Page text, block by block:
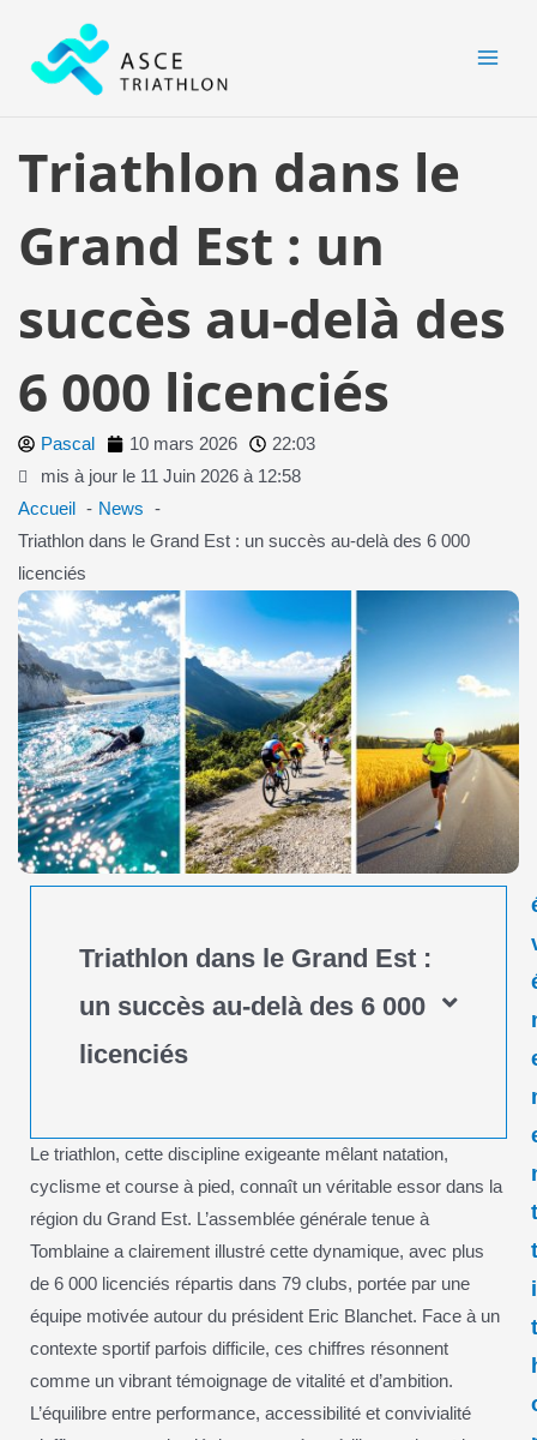
contenu
Triathlon dans le
Grand Est : un
succès au-delà des
6 000 licenciés
Pascal 10 mars 2026
22:03
mis à jour le 11 Juin 2026 à 12:58
Accueil
News
Triathlon dans le Grand Est : un succès au-delà des 6 000
licenciés
Triathlon dans le Grand Est :
un succès au-delà des 6 000
licenciés
Le triathlon, cette discipline exigeante mêlant natation,
cyclisme et course à pied, connaît un véritable essor dans la
région du Grand Est. L’assemblée générale tenue à
Tomblaine a clairement illustré cette dynamique, avec plus
de 6 000 licenciés répartis dans 79 clubs, portée par une
équipe motivée autour du président Eric Blanchet. Face à un
contexte sportif parfois difficile, ces chiffres résonnent
comme un vibrant témoignage de vitalité et d’ambition.
L’équilibre entre performance, accessibilité et convivialité